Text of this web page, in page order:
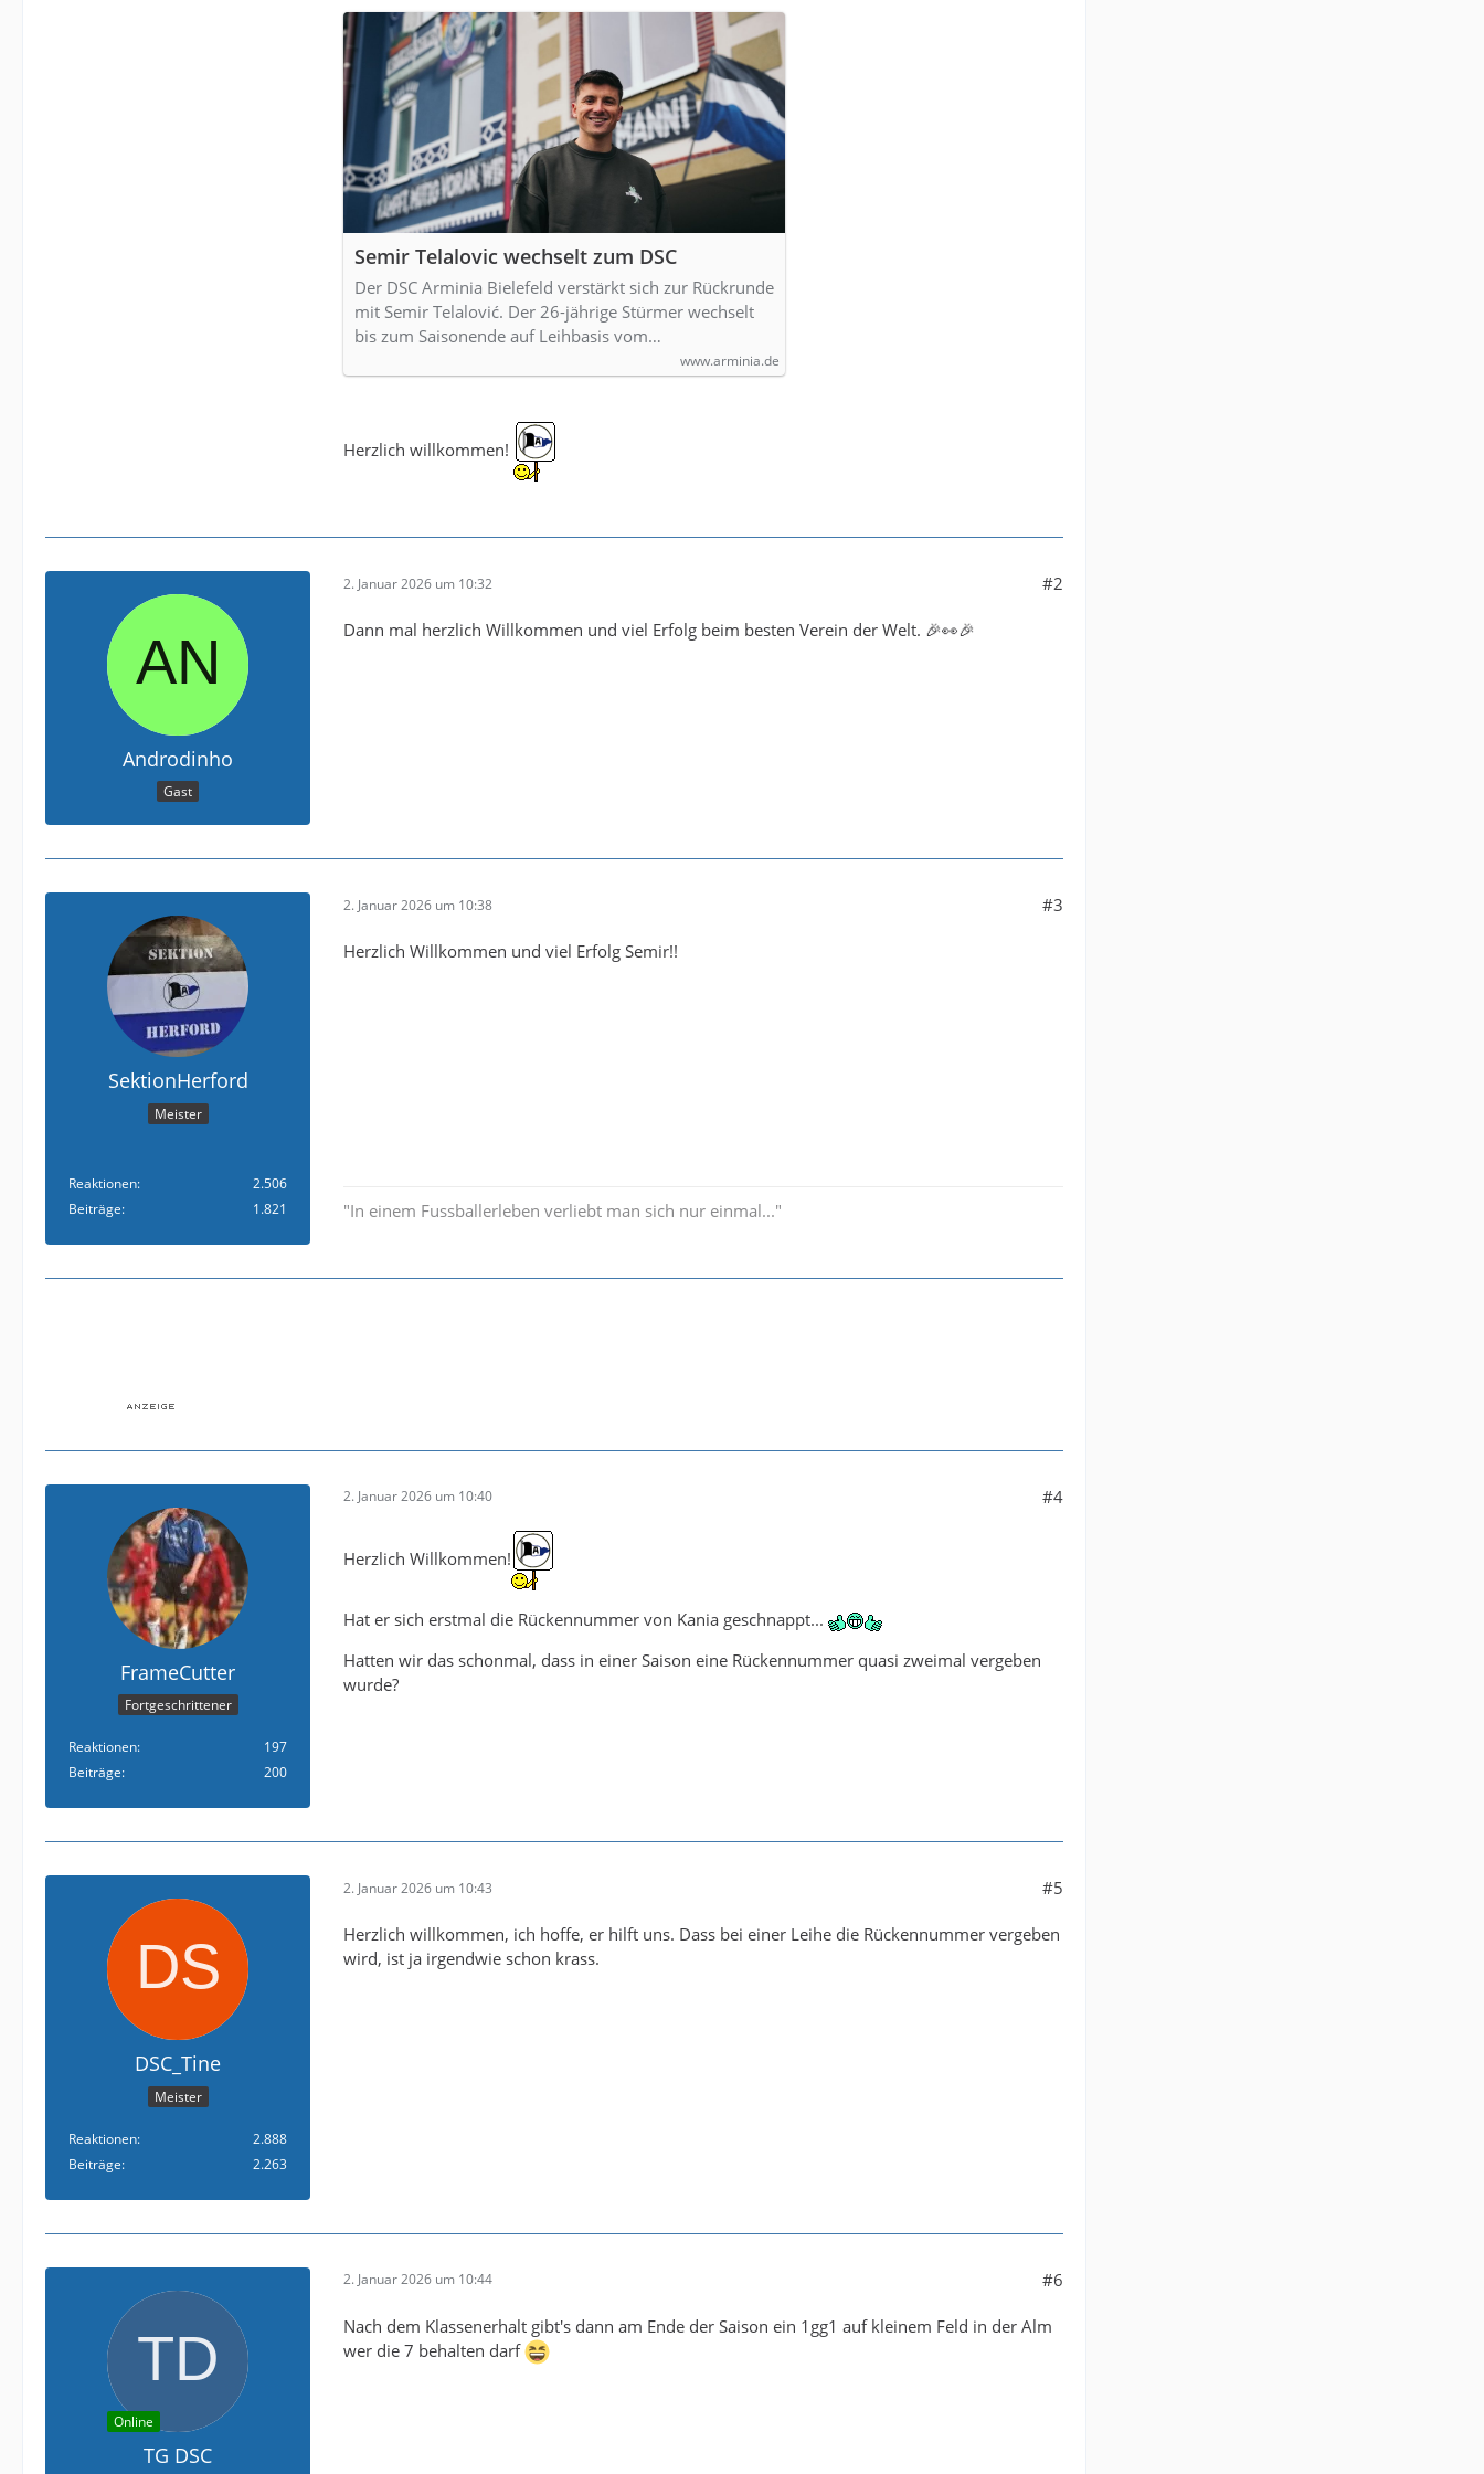
Semir Telalovic wechselt zum DSC
Der DSC Arminia Bielefeld verstärkt sich zur Rückrunde
mit Semir Telalović. Der 26-jährige Stürmer wechselt
bis zum Saisonende auf Leihbasis vom…
www.arminia.de
Herzlich willkommen!
Androdinho
Gast
2. Januar 2026 um 10:32 #2
Dann mal herzlich Willkommen und viel Erfolg beim besten Verein der Welt. 🎉👀🎉
SektionHerford
Meister
Reaktionen
2.506
Beiträge
1.821
2. Januar 2026 um 10:38 #3
Herzlich Willkommen und viel Erfolg Semir!!
"In einem Fussballerleben verliebt man sich nur einmal..."
FrameCutter
Fortgeschrittener
Reaktionen
197
Beiträge
200
2. Januar 2026 um 10:40 #4
Herzlich Willkommen!
Hat er sich erstmal die Rückennummer von Kania geschnappt...
Hatten wir das schonmal, dass in einer Saison eine Rückennummer quasi zweimal vergeben
wurde?
DSC_Tine
Meister
Reaktionen
2.888
Beiträge
2.263
2. Januar 2026 um 10:43 #5
Herzlich willkommen, ich hoffe, er hilft uns. Dass bei einer Leihe die Rückennummer vergeben
wird, ist ja irgendwie schon krass.
Online
TG DSC
2. Januar 2026 um 10:44 #6
Nach dem Klassenerhalt gibt's dann am Ende der Saison ein 1gg1 auf kleinem Feld in der Alm
wer die 7 behalten darf